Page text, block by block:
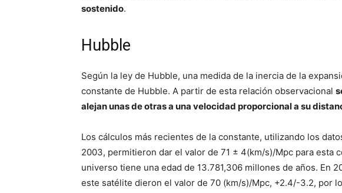
sostenido.
Hubble
Según la ley de Hubble, una medida de la inercia de la
constante de Hubble. A partir de esta relación observacional
alejan unas de otras a una velocidad proporcional a su
Los cálculos más recientes de la constante, utilizando los
2003, permitieron dar el valor de 71 ± 4(km/s)/Mpc para esta
universo tiene una edad de 13.781,306 millones de años. En
este satélite dieron el valor de 70 (km/s)/Mpc, +2.4/-3.2, por